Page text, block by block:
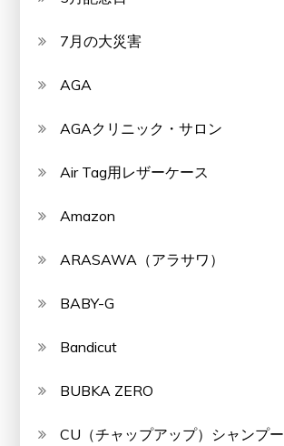
7月の大災害
AGA
AGAクリニック・サロン
Air Tag用レザーケース
Amazon
ARASAWA（アラサワ）
BABY-G
Bandicut
BUBKA ZERO
CU（チャップアップ）シャンプー